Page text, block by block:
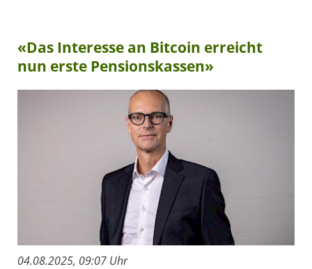
«Das Interesse an Bitcoin erreicht
nun erste Pensionskassen»
04.08.2025, 09:07 Uhr